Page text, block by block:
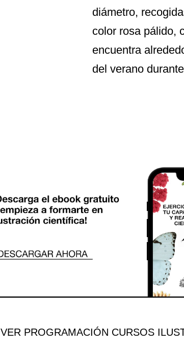
diámetro,
color rosa pálido,
encuentra
del verano
VER PROGRAMACIÓN CURSOS